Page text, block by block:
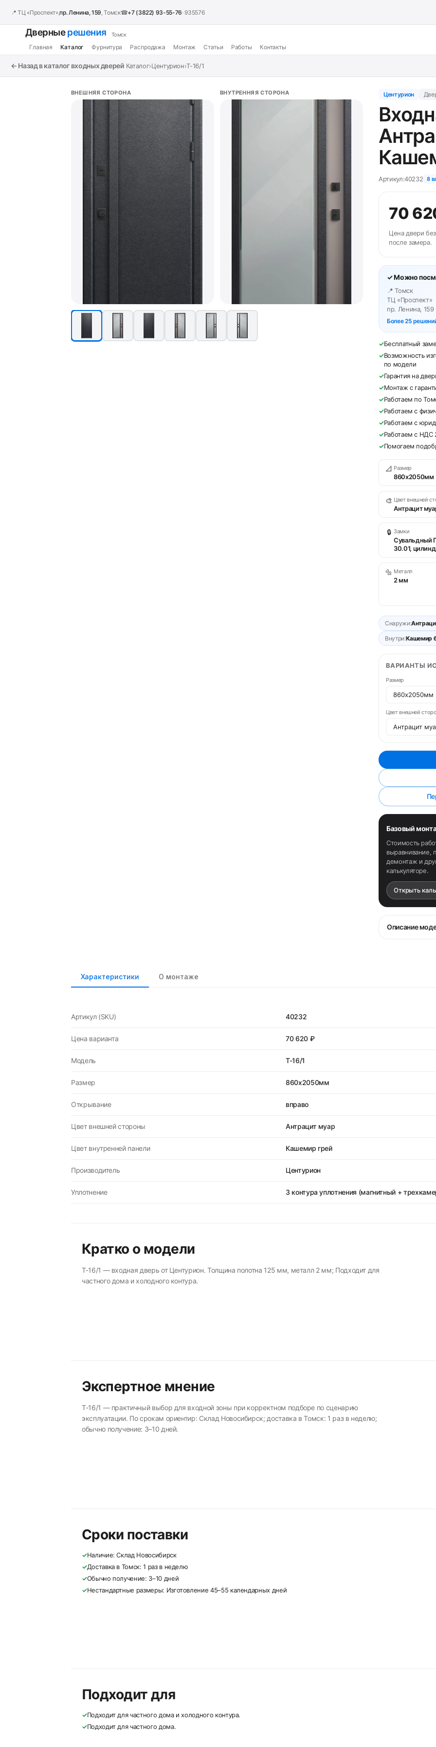
📍 ТЦ «Проспект»,пр. Ленина, 159 , Томск☎+7 (3822) 93-55-76· 935576
Дверныерешения Томск
Главная Каталог Фурнитура Распродажа Монтаж Статьи Работы Контакты
← Назад в каталог входных дверей Каталог›Центурион›T-16/1
ВНЕШНЯЯ СТОРОНА ВНУТРЕННЯЯ СТОРОНА Центурион
Артикул:40232 8
70
Цена двери
после замера.
✓ Можно
📍 Томск
ТЦ «Проспект»
пр. Ленина, 159
Более 25
✓Бесплатный
✓Возможность
по модели
✓Гарантия на
✓Монтаж с
✓Работаем по
✓Работаем с
✓Работаем с
✓Работаем с НДС
✓Помогаем
📐 Размер
860х2050мм
🎨 Цвет внешней
Антрацит
🔒 Замки
Сувальдный
30.01,
🔩 Металл
2 мм
Снаружи:
Внутри:Кашемир
ВАРИАНТЫ
Размер
Цвет внешней
Базовый
Стоимость
выравнивание,
демонтаж и
калькуляторе.
Открыть
Описание
Характеристики О монтаже
Артикул (SKU) 40232
Цена варианта 70 620 ₽
Модель T-16/1
Размер 860х2050мм
Открывание вправо
Цвет внешней стороны Антрацит муар
Цвет внутренней панели Кашемир грей
Производитель Центурион
Уплотнение 3 контура уплотнения (магнитный +
Кратко о модели
T-16/1 — входная дверь от Центурион. Толщина полотна 125 мм, металл 2 мм; Подходит для
частного дома и холодного контура.
Экспертное мнение
T-16/1 — практичный выбор для входной зоны при корректном подборе по сценарию
эксплуатации. По срокам ориентир: Склад Новосибирск; доставка в Томск: 1 раз в неделю;
обычно получение: 3–10 дней.
Сроки поставки
✓Наличие: Склад Новосибирск
✓Доставка в Томск: 1 раз в неделю
✓Обычно получение: 3–10 дней
✓Нестандартные размеры: Изготовление 45–55 календарных дней
Подходит для
✓Подходит для частного дома и холодного контура.
✓Подходит для частного дома.